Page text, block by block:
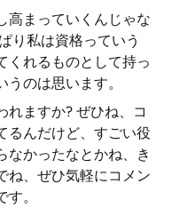
高まっていくんじゃな
り私は資格っていう
くれるものとして持っ
のは思います。
れますか? ぜひね、コ
るんだけど、すごい役
なかったなとかね、き
ね、ぜひ気軽にコメン
。